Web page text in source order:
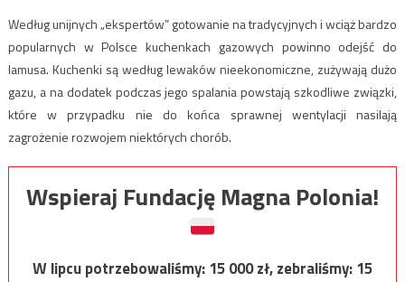
Według unijnych „ekspertów” gotowanie na tradycyjnych i wciąż bardzo
popularnych w Polsce kuchenkach gazowych powinno odejść do
lamusa. Kuchenki są według lewaków nieekonomiczne, zużywają dużo
gazu, a na dodatek podczas jego spalania powstają szkodliwe związki,
które w przypadku nie do końca sprawnej wentylacji nasilają
zagrożenie rozwojem niektórych chorób.
Wspieraj Fundację Magna Polonia!
W lipcu potrzebowaliśmy:15 000zł, zebraliśmy:15